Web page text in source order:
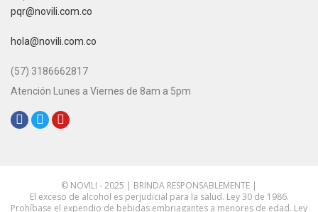
pqr@novili.com.co
hola@novili.com.co
(57) 3186662817
Atención Lunes a Viernes de 8am a 5pm
© NOVILI - 2025 | BRINDA RESPONSABLEMENTE |
El exceso de alcohol es perjudicial para la salud. Ley 30 de 1986.
Prohíbase el expendio de bebidas embriagantes a menores de edad. Ley